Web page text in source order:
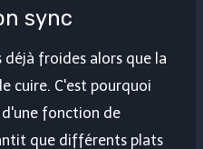
sync
déjà froides alors que la
cuire. C'est pourquoi
fonction de
que différents plats